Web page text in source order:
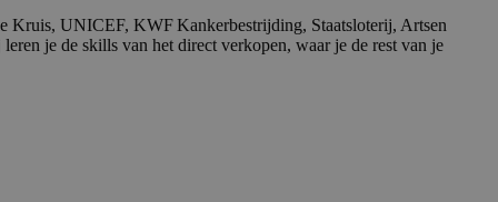
Kruis, UNICEF, KWF Kankerbestrijding, Staatsloterij, Artsen
je de skills van het direct verkopen, waar je de rest van je